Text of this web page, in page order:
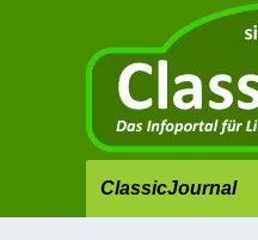
ClassicJournal